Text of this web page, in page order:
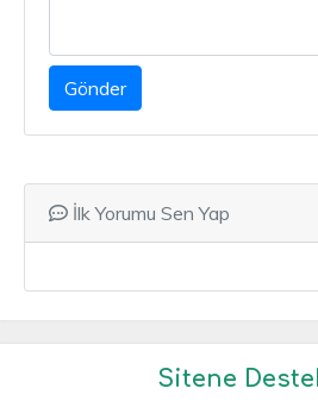
Gönder
İlk Yorumu Sen Yap
Sitene